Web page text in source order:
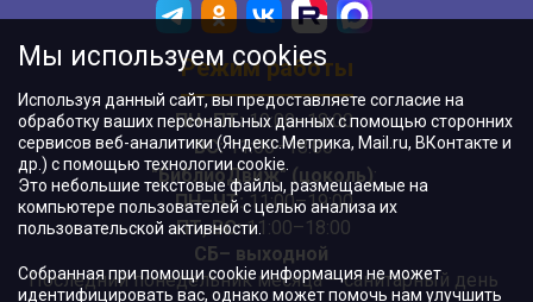
Режим работы
ПН–ПТ:10:00–18:00
ВС:11:00–18:00
"БиблиоДвиж" (цоколь):
ПН–ЧТ:11:00–19:00
ПТ, ВС:11:00–18:00
СБ– выходной
Последний понедельник месяца – санитарный день
Мы используем cookies
Используя данный сайт, вы предоставляете согласие на
обработку ваших персональных данных с помощью сторонних
сервисов веб-аналитики (Яндекс.Метрика, Mail.ru, ВКонтакте и
др.) с помощью технологии cookie.
Это небольшие текстовые файлы, размещаемые на
компьютере пользователей с целью анализа их
пользовательской активности.
Собранная при помощи cookie информация не может
идентифицировать вас, однако может помочь нам улучшить